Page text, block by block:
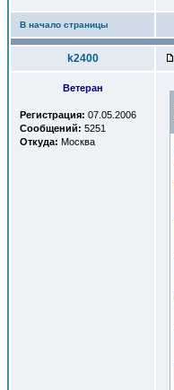
В начало страницы
k2400
Ветеран
Регистрация: 07.05.2006
Сообщений: 5251
Откуда: Москва